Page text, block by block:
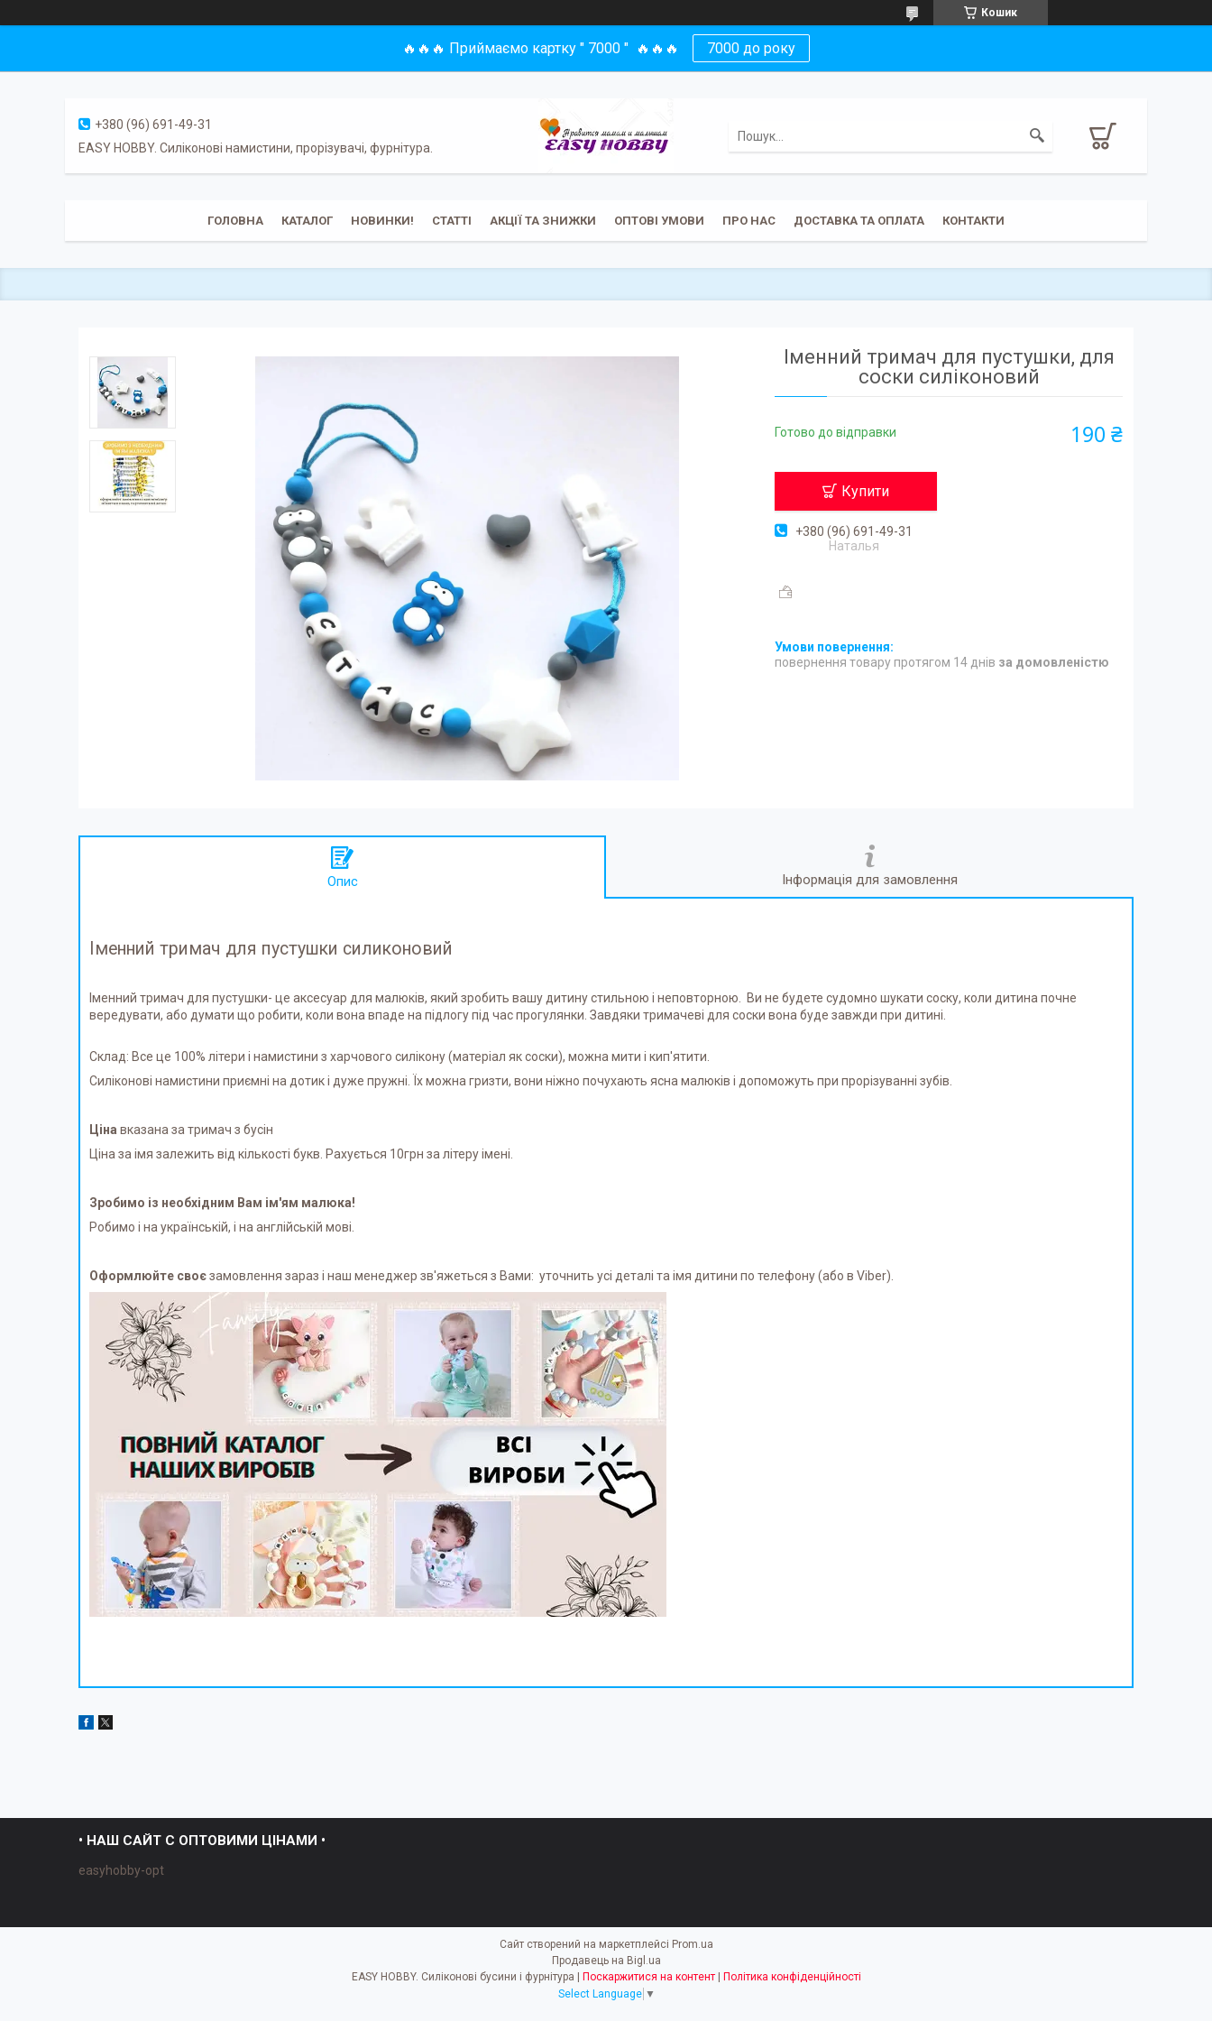
Кошик
🔥🔥🔥 Приймаємо картку " 7000 " 🔥🔥🔥 7000 до року
+380 (96) 691-49-31
EASY HOBBY. Силіконові намистини, прорізувачі, фурнітура.
ГОЛОВНА КАТАЛОГ НОВИНКИ! СТАТТІ АКЦІЇ ТА ЗНИЖКИ ОПТОВІ УМОВИ ПРО НАС ДОСТАВКА ТА ОПЛАТА КОНТАКТИ
Іменний тримач для пустушки, для
соски силіконовий
Готово до відправки 190 ₴
Купити
+380 (96) 691-49-31
Наталья
повернення товару протягом 14 днів за домовленістю
Опис Інформація для замовлення
Іменний тримач для пустушки силиконовий
Іменний тримач для пустушки- це аксесуар для малюків, який зробить вашу дитину стильною і неповторною. Ви не будете судомно шукати соску, коли дитина почне
вередувати, або думати що робити, коли вона впаде на підлогу під час прогулянки. Завдяки тримачеві для соски вона буде завжди при дитині.
Склад: Все це 100% літери і намистини з харчового силікону (матеріал як соски), можна мити і кип'ятити.
Силіконові намистини приємні на дотик і дуже пружні. Їх можна гризти, вони ніжно почухають ясна малюків і допоможуть при прорізуванні зубів.
Ціна вказана за тримач з бусін
Ціна за імя залежить від кількості букв. Рахується 10грн за літеру імені.
Зробимо із необхідним Вам ім'ям малюка!
Робимо і на українській, і на англійській мові.
Оформлюйте своєзамовлення зараз і наш менеджер зв'яжеться з Вами: уточнить усі деталі та імя дитини по телефону (або в Viber).
• НАШ САЙТ С ОПТОВИМИ ЦІНАМИ •
easyhobby-opt
Сайт створений на маркетплейсі Prom.ua
Продавець на Bigl.ua
Поскаржитися на контент
Політика конфіденційності
Select Language ▼